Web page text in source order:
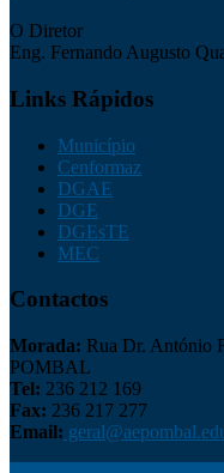
O Diretor
Eng. Fernando Augusto
Links Rápidos
Município
Cenformaz
DGAE
DGE
DGEsTE
MEC
Contactos
Morada: Rua Dr. António
POMBAL
Tel: 236 212 169
Fax: 236 217 277
Email: